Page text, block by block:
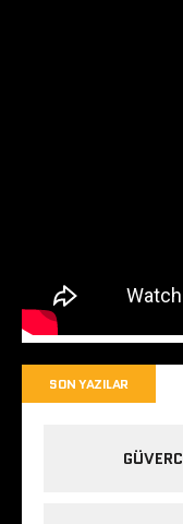
SON YAZILAR